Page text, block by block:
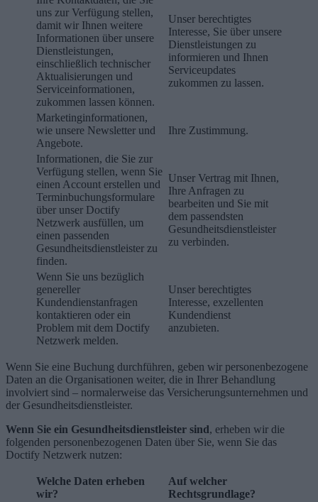
uns zur Verfügung stellen,
damit wir Ihnen weitere
Informationen über unsere
Dienstleistungen,
einschließlich technischer
Aktualisierungen und
Serviceinformationen,
zukommen lassen können.
Unser berechtigtes
Interesse, Sie über unsere
Dienstleistungen zu
informieren und Ihnen
Serviceupdates
zukommen zu lassen.
Marketinginformationen,
wie unsere Newsletter und
Angebote.
Ihre Zustimmung.
Informationen, die Sie zur
Verfügung stellen, wenn Sie
einen Account erstellen und
Terminbuchungsformulare
über unser Doctify
Netzwerk ausfüllen, um
einen passenden
Gesundheitsdienstleister zu
finden.
Unser Vertrag mit Ihnen,
Ihre Anfragen zu
bearbeiten und Sie mit
dem passendsten
Gesundheitsdienstleister
zu verbinden.
Wenn Sie uns bezüglich
genereller
Kundendienstanfragen
kontaktieren oder ein
Problem mit dem Doctify
Netzwerk melden.
Unser berechtigtes
Interesse, exzellenten
Kundendienst
anzubieten.
Wenn Sie eine Buchung durchführen, geben wir personenbezogene
Daten an die Organisationen weiter, die in Ihrer Behandlung
involviert sind – normalerweise das Versicherungsunternehmen und
der Gesundheitsdienstleister.
Wenn Sie ein Gesundheitsdienstleister sind, erheben wir die
folgenden personenbezogenen Daten über Sie, wenn Sie das
Doctify Netzwerk nutzen:
Welche Daten erheben
wir?
Auf welcher
Rechtsgrundlage?